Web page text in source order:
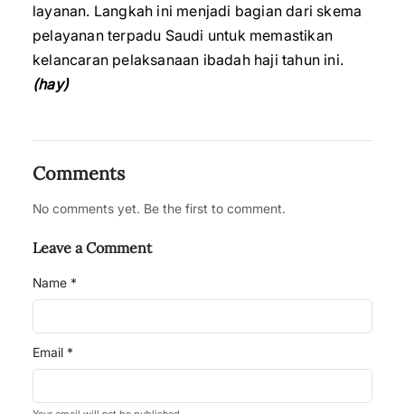
layanan. Langkah ini menjadi bagian dari skema
pelayanan terpadu Saudi untuk memastikan
kelancaran pelaksanaan ibadah haji tahun ini.
(hay)
Comments
No comments yet. Be the first to comment.
Leave a Comment
Name *
Email *